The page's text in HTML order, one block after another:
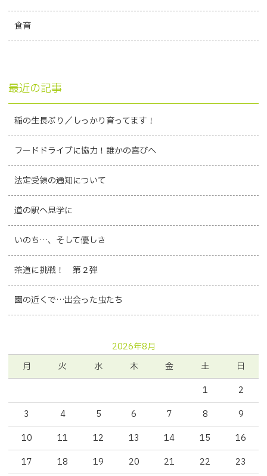
食育
最近の記事
稲の生長ぶり／しっかり育ってます！
フードドライブに協力！誰かの喜びへ
法定受領の通知について
道の駅へ見学に
いのち…、そして優しさ
茶道に挑戦！ 第２弾
園の近くで…出会った虫たち
2026年8月
月
火 水 木 金 土
日
1
2
3
4 5 6 7 8
9
10
11 12 13 14 15
16
17
18 19 20 21 22
23